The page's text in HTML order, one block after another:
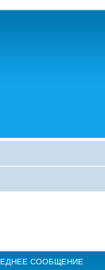
СООБЩЕНИЕ